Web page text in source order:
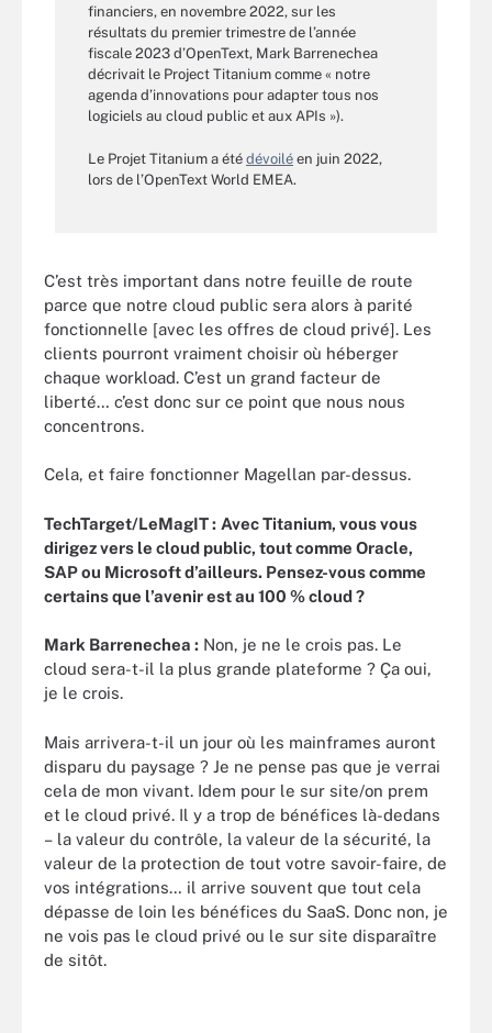
financiers, en novembre 2022, sur les
résultats du premier trimestre de l’année
fiscale 2023 d’OpenText, Mark Barrenechea
décrivait le Project Titanium comme « notre
agenda d’innovations pour adapter tous nos
logiciels au cloud public et aux APIs »).
Le Projet Titanium a été dévoilé en juin 2022,
lors de l’OpenText World EMEA.
C’est très important dans notre feuille de route
parce que notre cloud public sera alors à parité
fonctionnelle [avec les offres de cloud privé]. Les
clients pourront vraiment choisir où héberger
chaque workload. C’est un grand facteur de
liberté… c’est donc sur ce point que nous nous
concentrons.
Cela, et faire fonctionner Magellan par-dessus.
TechTarget/LeMagIT : Avec Titanium, vous vous
dirigez vers le cloud public, tout comme Oracle,
SAP ou Microsoft d’ailleurs. Pensez-vous comme
certains que l’avenir est au 100 % cloud ?
Mark Barrenechea : Non, je ne le crois pas. Le
cloud sera-t-il la plus grande plateforme ? Ça oui,
je le crois.
Mais arrivera-t-il un jour où les mainframes auront
disparu du paysage ? Je ne pense pas que je verrai
cela de mon vivant. Idem pour le sur site/on prem
et le cloud privé. Il y a trop de bénéfices là-dedans
– la valeur du contrôle, la valeur de la sécurité, la
valeur de la protection de tout votre savoir-faire, de
vos intégrations… il arrive souvent que tout cela
dépasse de loin les bénéfices du SaaS. Donc non, je
ne vois pas le cloud privé ou le sur site disparaître
de sitôt.